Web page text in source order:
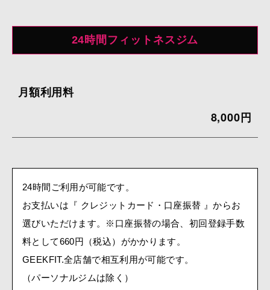
24時間フィットネスジム
月額利用料
8,000円
24時間ご利用が可能です。
お支払いは『 クレジットカード・口座振替 』からお
選びいただけます。※口座振替の場合、初回登録手数
料として660円（税込）がかかります。
GEEKFIT.全店舗で相互利用が可能です。
（パーソナルジムは除く）